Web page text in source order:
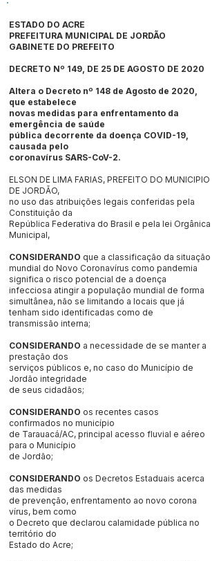
ESTADO DO ACRE
PREFEITURA MUNICIPAL DE JORDÃO
GABINETE DO PREFEITO
DECRETO Nº 149, DE 25 DE AGOSTO DE 2020
Altera o Decreto nº 148 de Agosto de 2020,
que estabelece
novas medidas para enfrentamento da
emergência de saúde
pública decorrente da doença COVID-19,
causada pelo
coronavírus SARS-CoV-2.
ELSON DE LIMA FARIAS, PREFEITO DO MUNICIPIO
DE JORDÃO,
no uso das atribuições legais conferidas pela
Constituição da
República Federativa do Brasil e pela lei Orgânica
Municipal,
CONSIDERANDO que a classificação da situação
mundial do Novo Coronavírus como pandemia
significa o risco potencial de a doença
infecciosa atingir a população mundial de forma
simultânea, não se limitando a locais que já
tenham sido identificadas como de
transmissão interna;
CONSIDERANDO a necessidade de se manter a
prestação dos
serviços públicos e, no caso do Município de
Jordão integridade
de seus cidadãos;
CONSIDERANDO os recentes casos
confirmados no município
de Tarauacá/AC, principal acesso fluvial e aéreo
para o Município
de Jordão;
CONSIDERANDO os Decretos Estaduais acerca
das medidas
de prevenção, enfrentamento ao novo corona
vírus, bem como
o Decreto que declarou calamidade pública no
território do
Estado do Acre;